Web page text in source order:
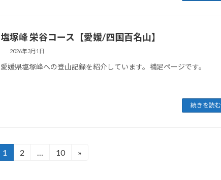
塩塚峰 栄谷コース【愛媛/四国百名山】
2026年3月1日
愛媛県塩塚峰への登山記録を紹介しています。補足ページです。
続きを読む
固
1
固
2 …
固
10 »